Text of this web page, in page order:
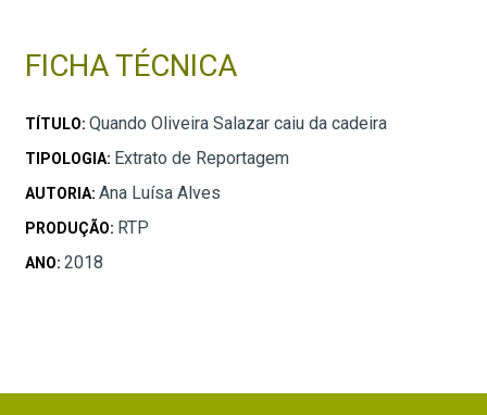
FICHA TÉCNICA
TÍTULO: Quando Oliveira Salazar caiu da cadeira
TIPOLOGIA: Extrato de Reportagem
AUTORIA: Ana Luísa Alves
PRODUÇÃO: RTP
ANO: 2018